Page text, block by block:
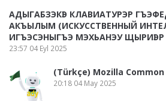
АДЫГАБЗЭКӀЭ КЛАВИАТУРЭР
АКЪЫЛЫМ (ИСКУССТВЕННЫЙ
ИГЪЭСЭНЫГЪЭ МЭХЬАНЭУ ЩЫРИӀЭР
23:57 04 Eyl 2025
(Türkçe) Mozilla
20:18 04 May 2025